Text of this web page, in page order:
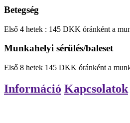
Betegség
Első 4 hetek : 145 DKK óránként a
Munkahelyi sérülés/baleset
Első 8 hetek 145 DKK óránként a
Információ Kapcsolatok